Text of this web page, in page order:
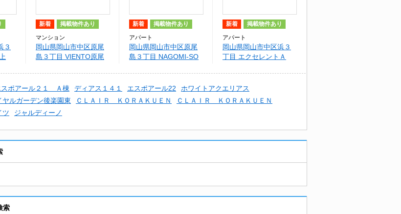
３
新着 掲載物件あり
マンション
岡山県岡山市中区原尾
島３丁目 VIENTO原尾
新着 掲載物件あり
アパート
岡山県岡山市中区原尾
島３丁目 NAGOMI-SO
新着 掲載物件あり
アパート
岡山県岡山市中区浜３
丁目 エクセレントＡ
スポアール２１ Ａ棟 ディアス１４１ エスポアール22
ホワイトアクエリアス
ヤルガーデン後楽園東 ＣＬＡＩＲ ＫＯＲＡＫＵＥＮ
ＣＬＡＩＲ ＫＯＲＡＫＵＥＮ
ツ ジャルディーノ
索